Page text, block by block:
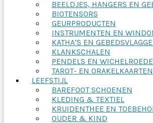
BEELDJES, HANGERS EN
BIOTENSORS
GEURPRODUCTEN
INSTRUMENTEN EN
KATHA’S EN
KLANKSCHALEN
PENDELS EN
TAROT- EN ORAKELKAARTEN
LEEFSTIJL
BAREFOOT SCHOENEN
KLEDING & TEXTIEL
KRUIDENTHEE EN
OUDER & KIND